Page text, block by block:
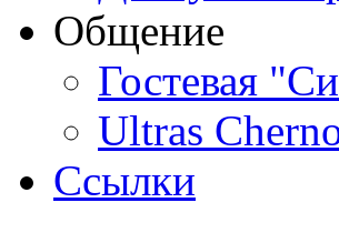
Общение
Гостевая
Ultras
Ссылки